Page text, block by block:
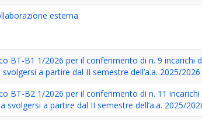
esterna
BT-B1 1/2026 per il conferimento di n. 9 incarichi
a partire dal II semestre dell’a.a. 2025/2026
BT-B2 1/2026 per il conferimento di n. 11
svolgersi a partire dal II semestre dell’a.a. 2025/